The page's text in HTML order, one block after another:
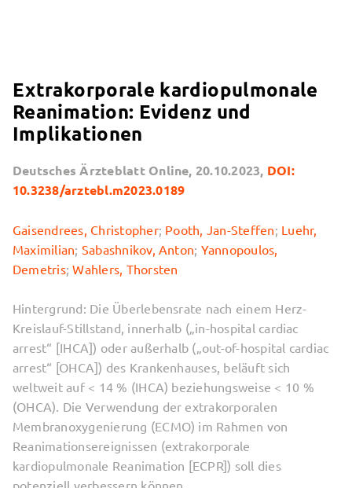
Extrakorporale kardiopulmonale
Reanimation: Evidenz und
Implikationen
Deutsches Ärzteblatt Online, 20.10.2023, DOI:
10.3238/arztebl.m2023.0189
Gaisendrees, Christopher; Pooth, Jan-Steffen; Luehr,
Maximilian; Sabashnikov, Anton; Yannopoulos,
Demetris;Wahlers, Thorsten
Hintergrund: Die Überlebensrate nach einem Herz-
Kreislauf-Stillstand, innerhalb („in-hospital cardiac
arrest“ [IHCA]) oder außerhalb („out-of-hospital cardiac
arrest“ [OHCA]) des Krankenhauses, beläuft sich
weltweit auf < 14 % (IHCA) beziehungsweise < 10 %
(OHCA). Die Verwendung der extrakorporalen
Membranoxygenierung (ECMO) im Rahmen von
Reanimationsereignissen (extrakorporale
kardiopulmonale Reanimation [ECPR]) soll dies